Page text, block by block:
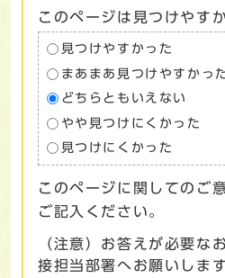
このページは見つけやす
見つけやすかった
まあまあ見つけやすかっ
どちらともいえない
やや見つけにくかった
見つけにくかった
このページに関してのご
ご記入ください。
（注意）お答えが必要な
接担当部署へお願いしま